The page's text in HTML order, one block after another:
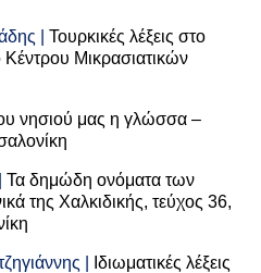
| Τουρκικές λέξεις στο
Μικρασιατικών
νησιού μας η γλώσσα –
Τα δημώδη ονόματα των
της Χαλκιδικής, τεύχος 36,
|
Ιδιωματικές λέξεις